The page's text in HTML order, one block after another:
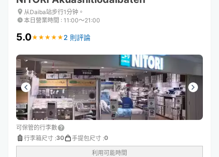
从Daiba站步行1分钟。
本日營業時間 : 11:00〜21:00
5.0★ ★ ★ ★ ★
★ ★ ★ ★ ★ 2 則評論
可保管的行李數
行李箱尺寸 :30 手提包尺寸 :0
利用可能時間